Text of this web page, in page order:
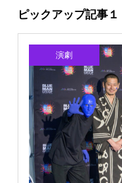
ピックアップ記事１
演劇